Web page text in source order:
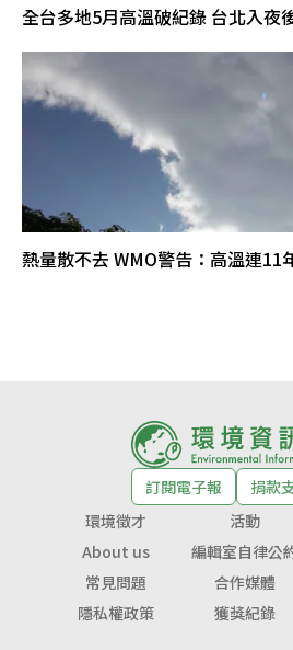
全台多地5月高溫破紀錄 台北入夜
熱量散不去 WMO警告：高溫連11
訂閱電子報
捐款
環境徵才
活動
About us
編輯室自律公
常見問題
合作媒體
隱私權政策
獲獎紀錄